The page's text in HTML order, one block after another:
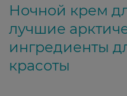
Ночной крем
лучшие
ингредиенты
красоты